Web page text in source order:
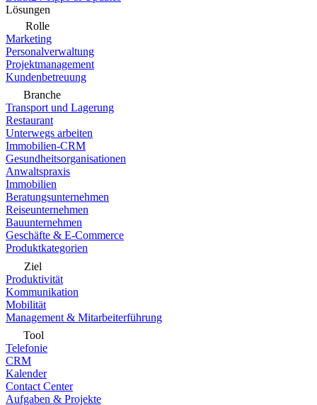
Lösungen
Rolle
Marketing
Personalverwaltung
Projektmanagement
Kundenbetreuung
Branche
Transport und Lagerung
Restaurant
Unterwegs arbeiten
Immobilien-CRM
Gesundheitsorganisationen
Anwaltspraxis
Immobilien
Beratungsunternehmen
Reiseunternehmen
Bauunternehmen
Geschäfte & E-Commerce
Produktkategorien
Ziel
Produktivität
Kommunikation
Mobilität
Management & Mitarbeiterführung
Tool
Telefonie
CRM
Kalender
Contact Center
Aufgaben & Projekte